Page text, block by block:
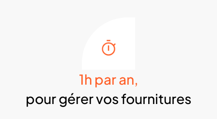
1h par an,
pour gérer vos fournitures